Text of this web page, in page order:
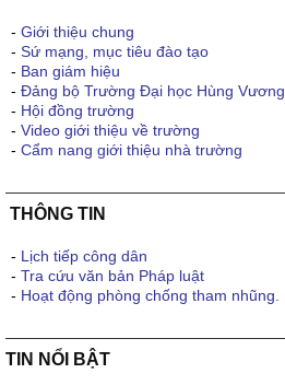
- Giới thiệu chung
- Sứ mạng, mục tiêu đào tạo
- Ban giám hiệu
- Đảng bộ Trường Đại học Hùng Vương
- Hội đồng trường
- Video giới thiệu về trường
- Cẩm nang giới thiệu nhà trường
THÔNG TIN
- Lịch tiếp công dân
- Tra cứu văn bản Pháp luật
- Hoạt động phòng chống tham nhũng.
TIN NỔI BẬT